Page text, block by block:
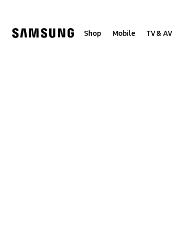
Shop Mobile TV & AV